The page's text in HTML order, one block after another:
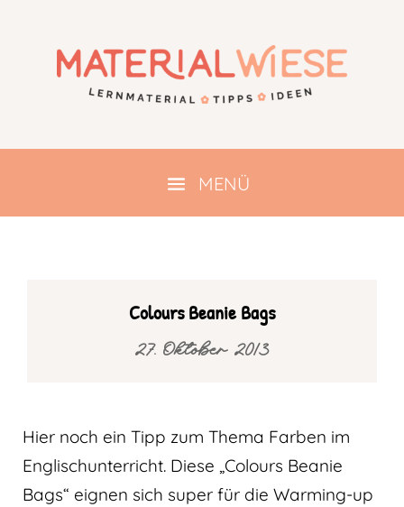
Colours Beanie Bags
27. Oktober 2013
Hier noch ein Tipp zum Thema Farben im
Englischunterricht. Diese „Colours Beanie
Bags“ eignen sich super für die Warming-up